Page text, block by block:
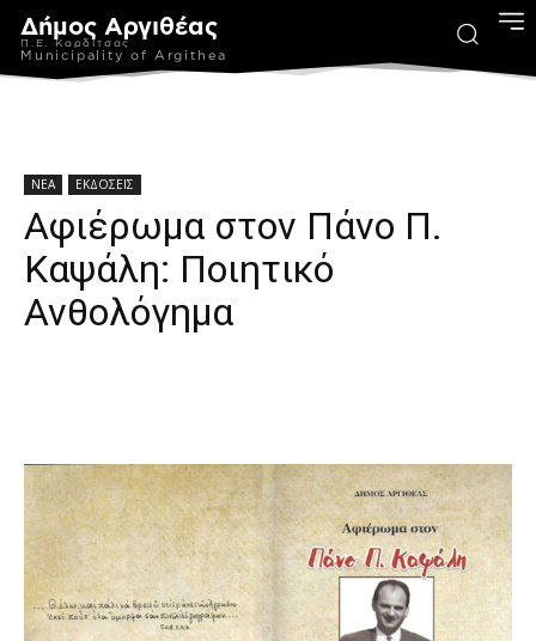
Δήμος Αργιθέας
Π.Ε. Καρδίτσας
Municipality of Argithea
ΝΕΑ ΕΚΔΟΣΕΙΣ
Αφιέρωμα στον Πάνο Π.
Καψάλη: Ποιητικό
Ανθολόγημα